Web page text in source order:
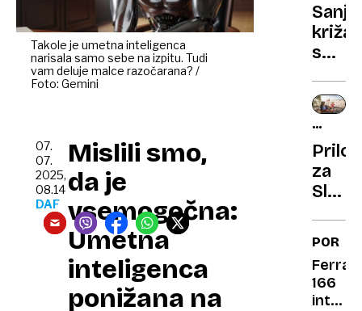
Takole je umetna inteligenca
narisala samo sebe na izpitu. Tudi
vam deluje malce razočarana? /
Foto: Gemini
Mislili smo,
da je
vsemogočna:
Umetna
inteligenca
ponižana na
07.
07.
2025,
08.14
DAF
se
v
moro:
po
EMIL
JUVAN
za
za
ki
Ferrari
166
inter